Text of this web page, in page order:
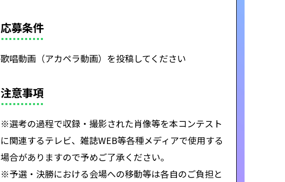
応募条件
歌唱動画（アカペラ動画）を投稿してください
注意事項
※選考の過程で収録・撮影された肖像等を本コンテスト
に関連するテレビ、雑誌WEB等各種メディアで使用する
場合がありますので予めご了承ください。
※予選・決勝における会場への移動等は各自のご負担と